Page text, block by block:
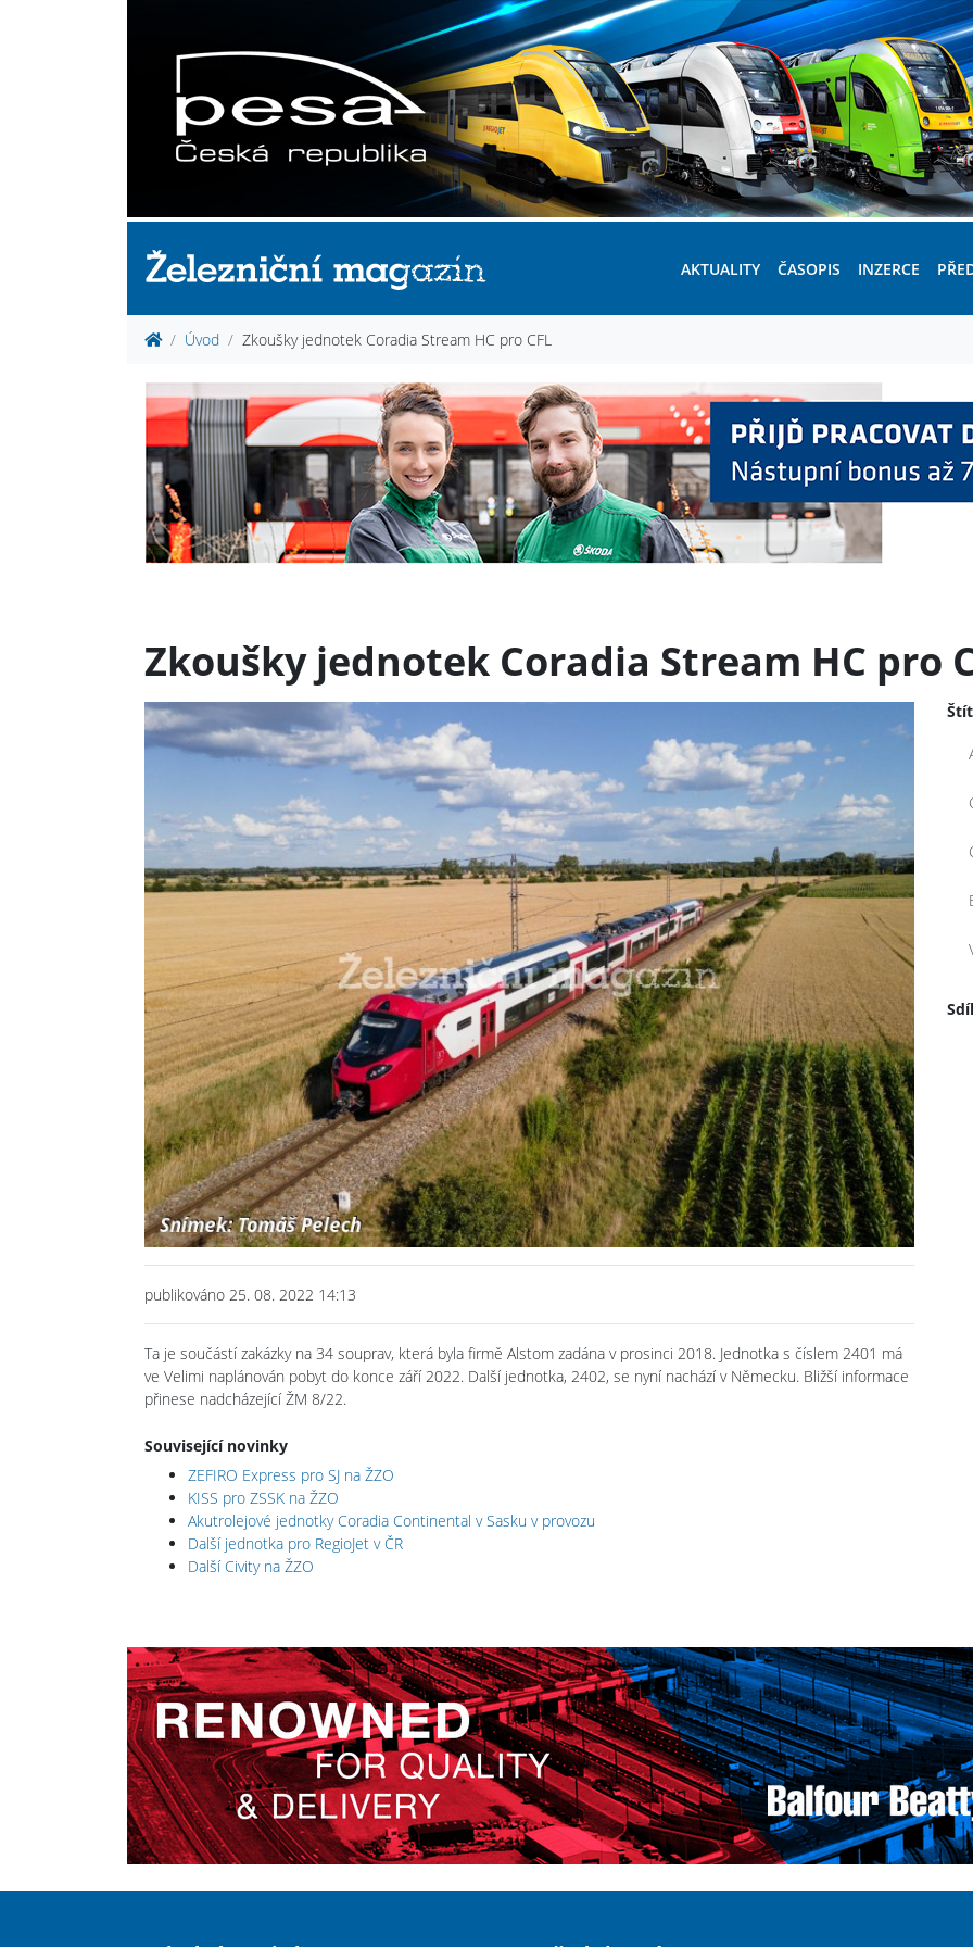
AKTUALITY ČASOPIS INZERCE
Úvod Zkoušky jednotek Coradia Stream HC pro CFL
Zkoušky jednotek Coradia Stream HC pro
publikováno 25. 08. 2022 14:13
Ta je součástí zakázky na 34 souprav, která byla firmě Alstom zadána v prosinci 2018. Jednotka s číslem 2401 má
ve Velimi naplánován pobyt do konce září 2022. Další jednotka, 2402, se nyní nachází v Německu. Bližší informace
přinese nadcházející ŽM 8/22.
Související novinky
ZEFIRO Express pro SJ na ŽZO
KISS pro ZSSK na ŽZO
Akutrolejové jednotky Coradia Continental v Sasku v provozu
Další jednotka pro RegioJet v ČR
Další Civity na ŽZO